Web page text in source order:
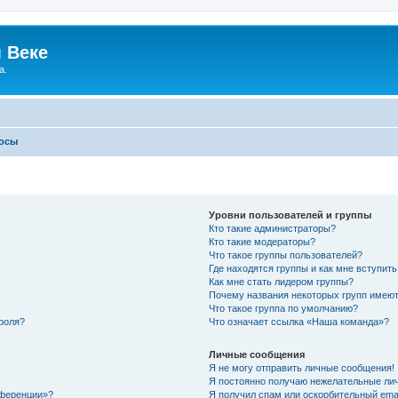
Веке
Уровни пользователей и группы
Кто такие администраторы?
Кто такие модераторы?
Что такое группы пользователей?
Где находятся группы и как мне
Как мне стать лидером группы?
Почему названия некоторых групп
Что такое группа по умолчанию?
Что означает ссылка «Наша команда»?
Личные сообщения
Я не могу отправить личные сообщения!
Я постоянно получаю нежелательные
Я получил спам или оскорбительный